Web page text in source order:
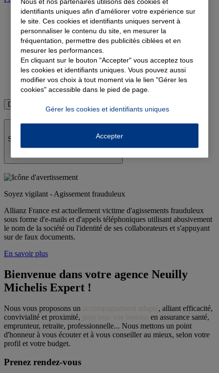
Devis complémentaire santé
Devis assurance emprunteur
Devis assurance retraite
Devis assurance vie
Découvrir toutes les assurances
Soyez vigilant - Agissement frauduleux
Soyez vigilant - Agissement frauduleux
Allianz France est actuellement victime d'agissements frauduleux
sous forme d'e-mails et d'appels téléphoniques utilisant abusivement
le nom de la société ou l'identité de ses collaborateurs et s'appuyant
sur de faux documents.
En savoir plus
Bienvenue dans votre agence Neuilly
Michelis Expert !
Nous vous proposons un accompagnement adapté, alliant efficacité,
convivialité et proximité, pour tous vos besoins en assurance santé,
emprunteur, retraite, professionnelle... Nous mettons un point
d'honneur à vous écouter et à vous conseiller au mieux, selon votre
profil et votre budget.
Prenez rendez-vous
identifiants uniques afin d'améliorer votre expérience sur
le site. Ces cookies et identifiants uniques servent à
personnaliser le contenu du site, en mesurer la
fréquentation, permettre des publicités ciblées et en
mesurer les performances.
En cliquant sur le bouton "Accepter" vous acceptez tous
les cookies et identifiants uniques. Vous pouvez aussi
modifier vos choix à tout moment via le lien "Gérer les
cookies" accessible dans le pied de page.
Gérer les cookies et identifiants uniques
Accepter